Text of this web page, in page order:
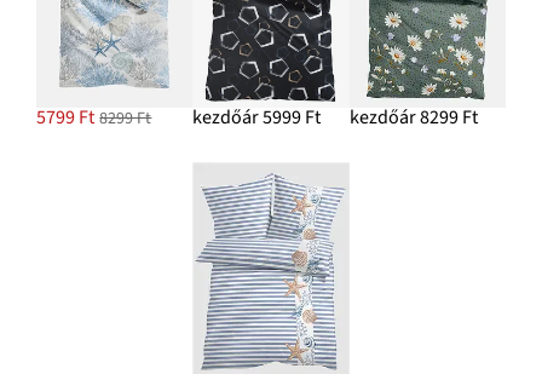
5799 Ft 8299 Ft kezdőár 5999 Ft kezdőár 8299 Ft